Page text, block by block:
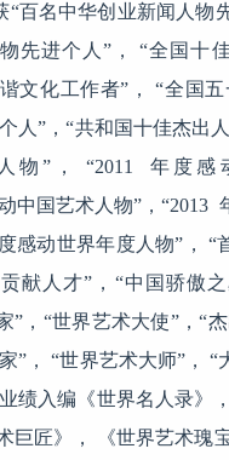
“百名中华创业新闻人物
先进个人”， “全国十
文化工作者”， “全国五
人”，“共和国十佳杰出
物”， “2011 年度感
中国艺术人物”，“2013
感动世界年度人物”， “
献人才”，“中国骄傲
”，“世界艺术大使”，“杰
”， “世界艺术大师”， “
绩入编《世界名人录》
巨匠》， 《世界艺术瑰